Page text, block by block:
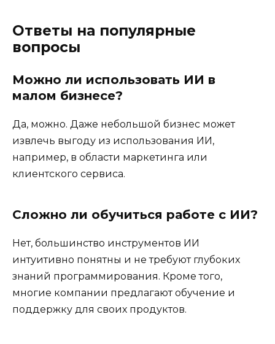
Ответы на популярные
вопросы
Можно ли использовать ИИ в
малом бизнесе?
Да, можно. Даже небольшой бизнес может
извлечь выгоду из использования ИИ,
например, в области маркетинга или
клиентского сервиса.
Сложно ли обучиться работе с ИИ?
Нет, большинство инструментов ИИ
интуитивно понятны и не требуют глубоких
знаний программирования. Кроме того,
многие компании предлагают обучение и
поддержку для своих продуктов.